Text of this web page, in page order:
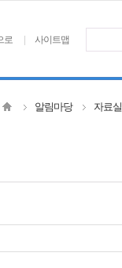
로 사이트맵
알림마당 자료실